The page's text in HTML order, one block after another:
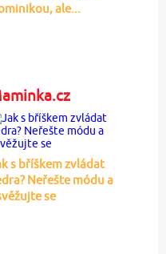
ale...
s bříškem zvládat
Neřešte módu a
se